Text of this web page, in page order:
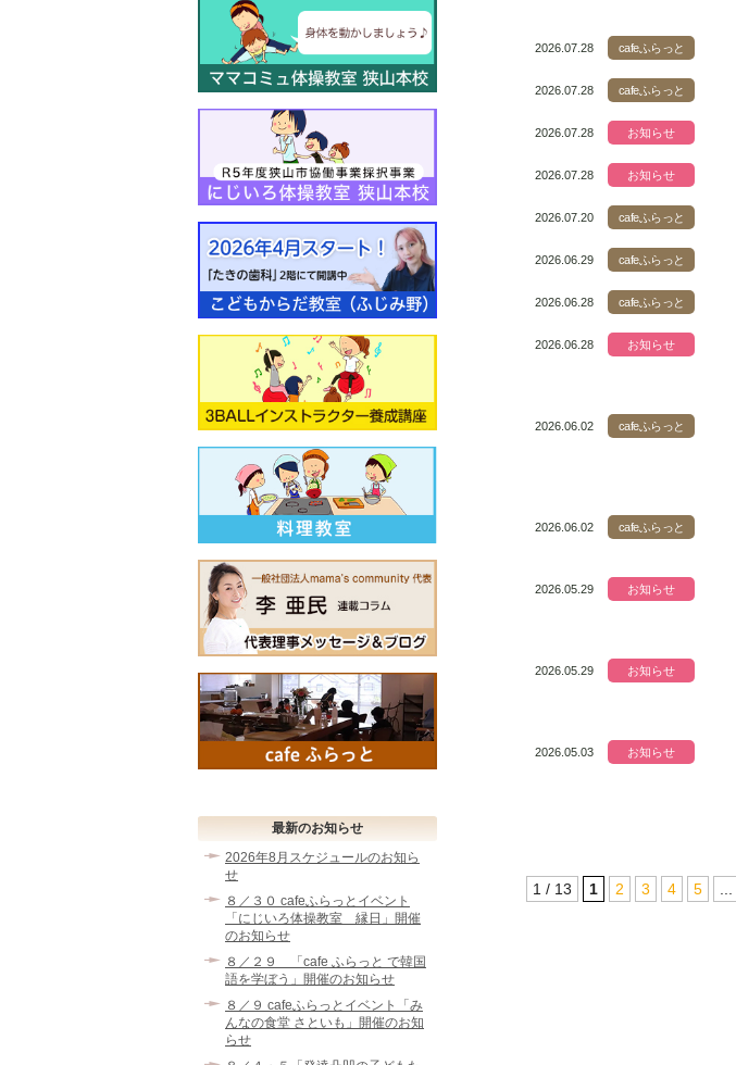
2026.07.28 cafeふらっと
2026.07.28 cafeふらっと
2026.07.28 お知らせ
2026.07.28 お知らせ
2026.07.20 cafeふらっと
2026.06.29 cafeふらっと
2026.06.28 cafeふらっと
2026.06.28 お知らせ
2026.06.02 cafeふらっと
2026.06.02 cafeふらっと
2026.05.29 お知らせ
2026.05.29 お知らせ
2026.05.03 お知らせ
1 / 13 1 2 3 4 5
最新のお知らせ
2026年8月スケジュールのお知ら
せ
８／３０ cafeふらっとイベント
「にじいろ体操教室 縁日」開催
のお知らせ
８／２９ 「cafe ふらっと で韓国
語を学ぼう」開催のお知らせ
８／９ cafeふらっとイベント「み
んなの食堂 さといも」開催のお知
らせ